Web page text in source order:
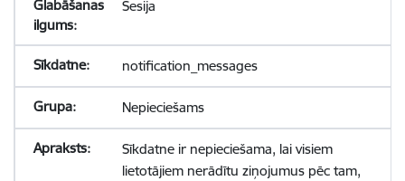
Sesija
notification_messages
Nepieciešams
Sīkdatne ir nepieciešama, lai visiem
lietotājiem nerādītu ziņojumus pēc tam,